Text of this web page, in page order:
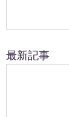
最新記事